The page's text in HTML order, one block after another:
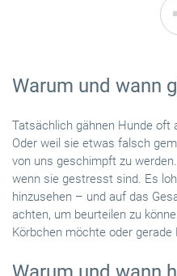
Warum und wann
Tatsächlich gähnen Hunde oft
Oder weil sie etwas falsch
von uns geschimpft zu
wenn sie gestresst sind. Es
hinzusehen – und auf das
achten, um beurteilen zu
Körbchen möchte oder